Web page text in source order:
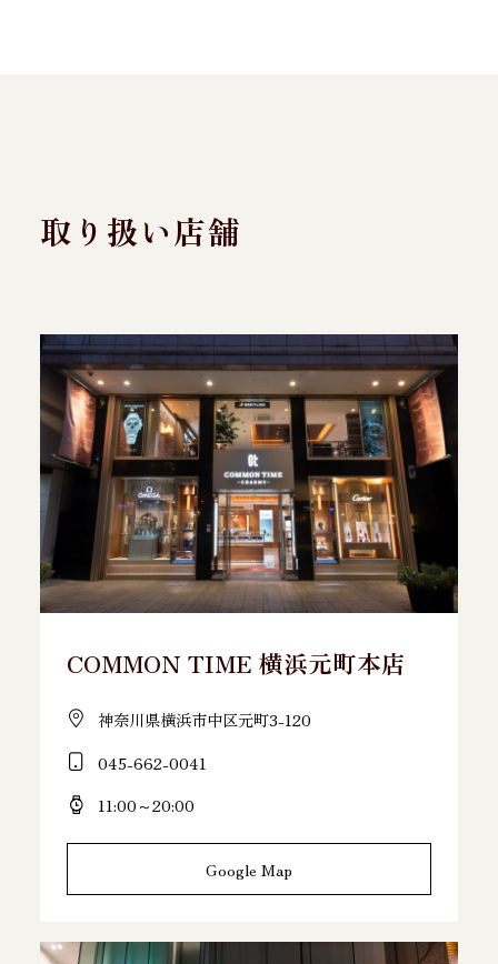
取り扱い店舗
COMMON TIME 横浜元町本店
神奈川県横浜市中区元町3-120
045-662-0041
11:00～20:00
Google Map